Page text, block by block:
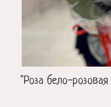
"Роза бело-розовая